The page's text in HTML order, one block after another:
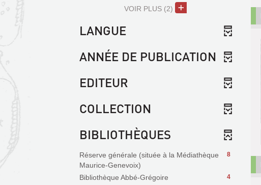
VOIR PLUS (2)
LANGUE
ANNÉE DE PUBLICATION
EDITEUR
COLLECTION
BIBLIOTHÈQUES
8
Réserve générale (située à la Médiathèque
Maurice-Genevoix)
4
Bibliothèque Abbé-Grégoire